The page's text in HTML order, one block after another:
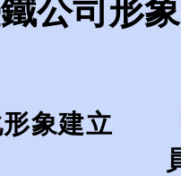
公司形象
象建立